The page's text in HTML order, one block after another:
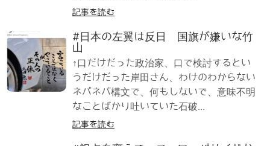
記事を読む
#日本の左翼は反日 国旗が嫌いな竹
山
↑口だけだった政治家、口で検討するとい
うだけだった岸田さん、わけのわからない
ネバネバ構文で、何もしないで、意味不明
なことばかり吐いていた石破...
記事を読む